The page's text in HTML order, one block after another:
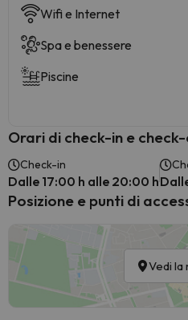
Wifi e Internet
Spa e benessere
Piscine
Orari di check-in e
Check-in
Dalle 17:00 h alle 20:00 h
Posizione e punti di
Vedi la